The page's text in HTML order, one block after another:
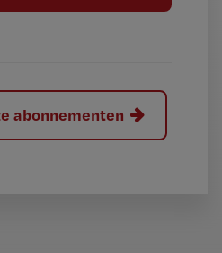
abonnementen